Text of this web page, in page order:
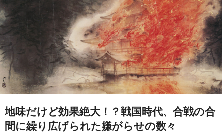
地味だけど効果絶大！？戦国時代、合戦の合
間に繰り広げられた嫌がらせの数々